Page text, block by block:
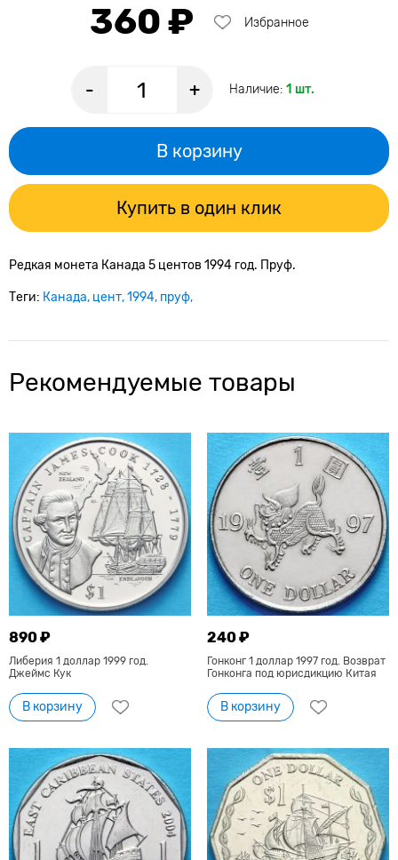
360 ₽ Избранное
- + Наличие: 1 шт.
В корзину
Купить в один клик
Редкая монета Канада 5 центов 1994 год. Пруф.
Теги: Канада цент 1994 пруф
Рекомендуемые товары
890 ₽
Либерия 1 доллар 1999 год.
Джеймс Кук
В корзину
240 ₽
Гонконг 1 доллар 1997 год. Возврат
Гонконга под юрисдикцию Китая
В корзину